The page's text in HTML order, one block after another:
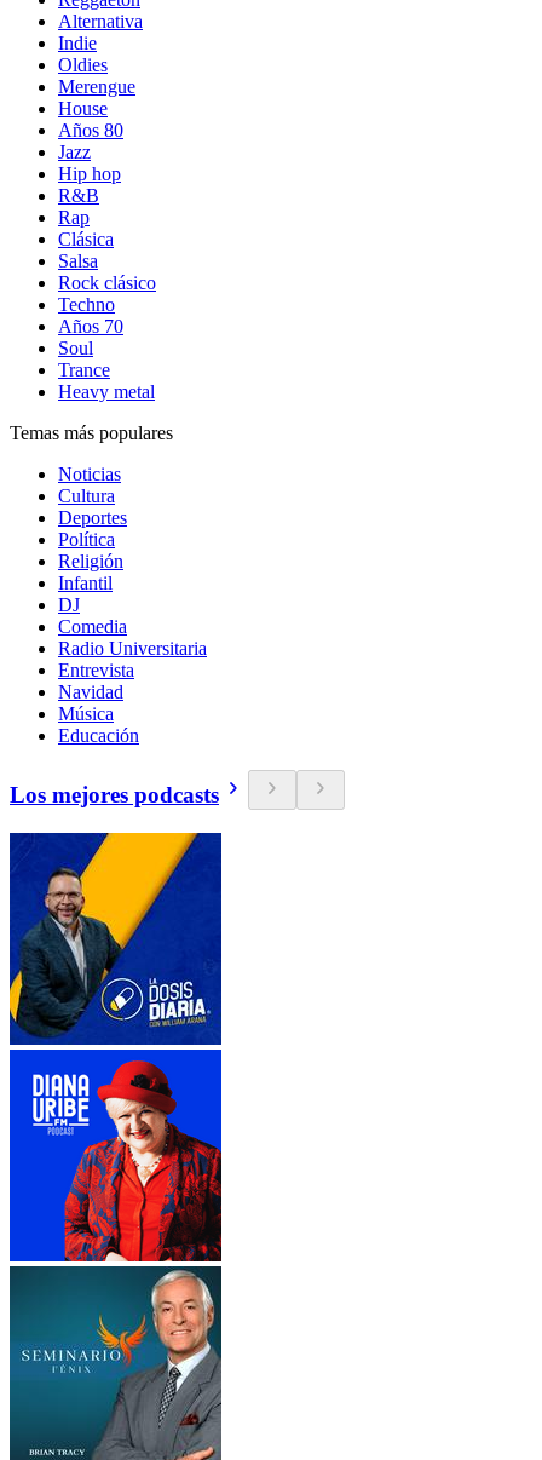
Alternativa
Indie
Oldies
Merengue
House
Años 80
Jazz
Hip hop
R&B
Rap
Clásica
Salsa
Rock clásico
Techno
Años 70
Soul
Trance
Heavy metal
Temas más populares
Noticias
Cultura
Deportes
Política
Religión
Infantil
DJ
Comedia
Radio Universitaria
Entrevista
Navidad
Música
Educación
Los mejores podcasts